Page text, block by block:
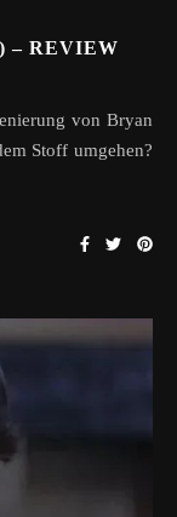
– REVIEW
Stoff umgehen?